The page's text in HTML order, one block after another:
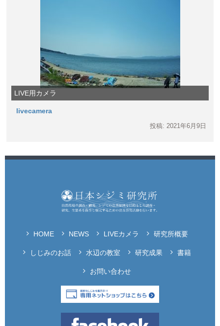
LIVE用カメラ
livecamera
投稿: 2021年6月9日
HOME NEWS LIVEカメラ 研究所概要
しじみのお話 水辺の教室 研究成果 書籍
お問い合わせ